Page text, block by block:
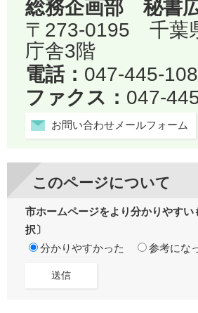
総務企画部 秘書
〒273-0195 千葉
庁舎3階
電話： 047-445-
ファクス： 047-
お問い合わせメールフォーム
このページについて
市ホームページをより分かりやす
択〕
分かりやすかった
参考にな